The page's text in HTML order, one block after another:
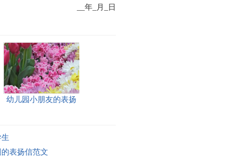
__年_月_日
幼儿园小朋友的表扬
表扬信范文